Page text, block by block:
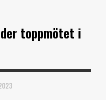
toppmötet i